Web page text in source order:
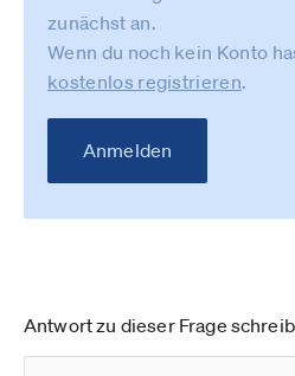
zunächst an.
Wenn du noch kein Konto
kostenlos registrieren.
Anmelden
Antwort zu dieser Frage